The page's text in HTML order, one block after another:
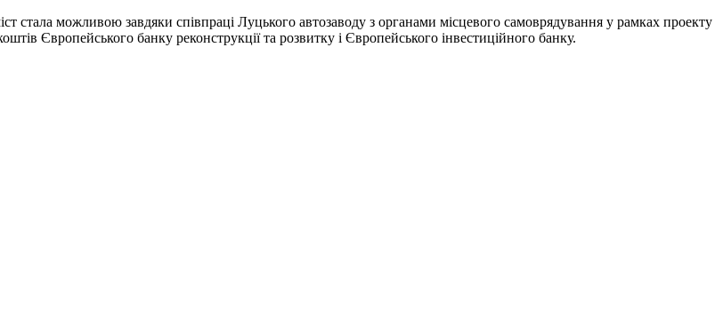
стала можливою завдяки співпраці Луцького автозаводу з органами місцевого самоврядування у рамках проекту
Європейського банку реконструкції та розвитку і Європейського інвестиційного банку.